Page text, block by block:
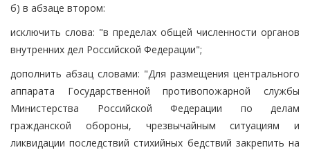
б) в абзаце втором:
исключить слова: "в пределах общей численности органов
внутренних дел Российской Федерации";
дополнить абзац словами: "Для размещения центрального
аппарата Государственной противопожарной службы
Министерства Российской Федерации по делам
гражданской обороны, чрезвычайным ситуациям и
ликвидации последствий стихийных бедствий закрепить на